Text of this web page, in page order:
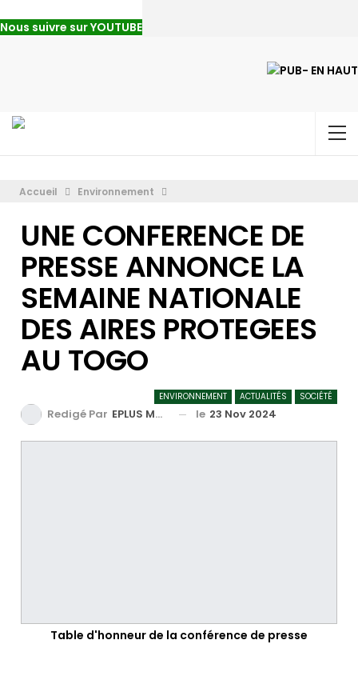
Nous suivre sur YOUTUBE
Accueil Environnement
UNE CONFERENCE DE
PRESSE ANNONCE LA
SEMAINE NATIONALE
DES AIRES PROTEGEES
AU TOGO
ENVIRONNEMENT ACTUALITÉS SOCIÉTÉ
Redigé Par EPLUS MEDIA TV le 23 Nov 2024
Table d'honneur de la conférence de presse